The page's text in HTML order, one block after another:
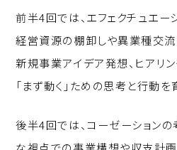
前半4回では、エフェクチュエー
経営資源の棚卸しや異業種交流
新規事業アイデア発想、ヒアリ
「まず動く」ための思考と行動を
後半4回では、コーゼーションの